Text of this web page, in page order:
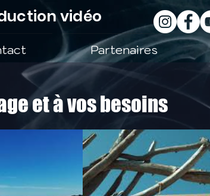
vidéo
Partenaires
et à vos besoins